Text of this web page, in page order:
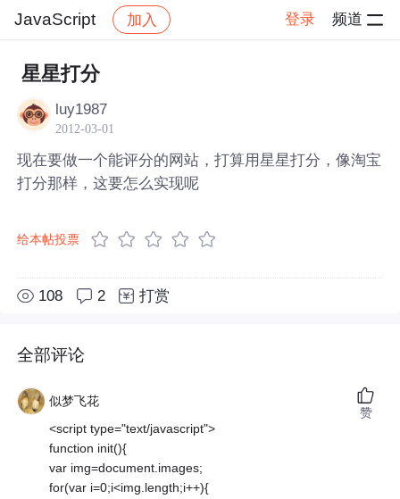
JavaScript 加入 登录 频道
社区 JavaScript
星星打分
luy1987
2012-03-01
现在要做一个能评分的网站，打算用星星打分，像淘宝
打分那样，这要怎么实现呢
给本帖投票
108 2 打赏
全部评论
似梦飞花
<script type="text/javascript">
function init(){
var img=document.images;
for(var i=0;i<img.length;i++){
赞